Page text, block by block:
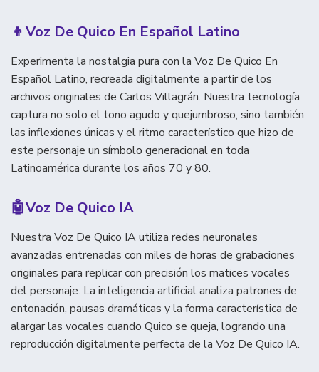
👦Voz De Quico En Español Latino
Experimenta la nostalgia pura con la Voz De Quico En
Español Latino, recreada digitalmente a partir de los
archivos originales de Carlos Villagrán. Nuestra tecnología
captura no solo el tono agudo y quejumbroso, sino también
las inflexiones únicas y el ritmo característico que hizo de
este personaje un símbolo generacional en toda
Latinoamérica durante los años 70 y 80.
🤖Voz De Quico IA
Nuestra Voz De Quico IA utiliza redes neuronales
avanzadas entrenadas con miles de horas de grabaciones
originales para replicar con precisión los matices vocales
del personaje. La inteligencia artificial analiza patrones de
entonación, pausas dramáticas y la forma característica de
alargar las vocales cuando Quico se queja, logrando una
reproducción digitalmente perfecta de la Voz De Quico IA.